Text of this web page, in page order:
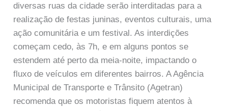
diversas ruas da cidade serão interditadas para a
realização de festas juninas, eventos culturais, uma
ação comunitária e um festival. As interdições
começam cedo, às 7h, e em alguns pontos se
estendem até perto da meia-noite, impactando o
fluxo de veículos em diferentes bairros. A Agência
Municipal de Transporte e Trânsito (Agetran)
recomenda que os motoristas fiquem atentos à